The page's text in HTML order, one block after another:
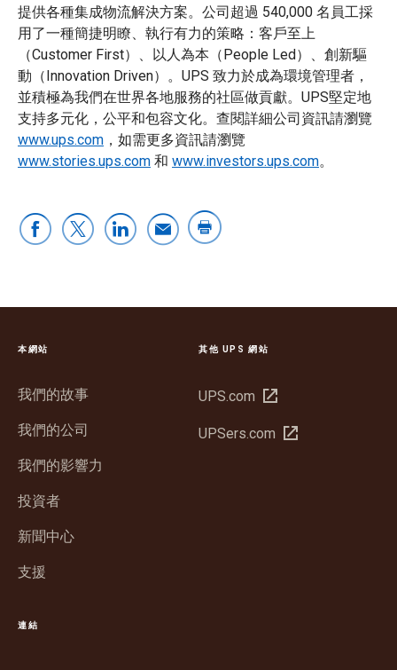
提供各種集成物流解決方案。公司超過 540,000 名員工採
用了一種簡捷明瞭、執行有力的策略：客戶至上
（Customer First）、以人為本（People Led）、創新驅
動（Innovation Driven）。UPS 致力於成為環境管理者，
並積極為我們在世界各地服務的社區做貢獻。UPS堅定地
支持多元化，公平和包容文化。查閱詳細公司資訊請瀏覽
www.ups.com ，如需更多資訊請瀏覽
www.stories.ups.com 和 www.investors.ups.com。
本網站
我們的故事
我們的公司
我們的影響力
投資者
新聞中心
支援
其他 UPS 網站
UPS.com 在
視
UPSers.com 在
連結